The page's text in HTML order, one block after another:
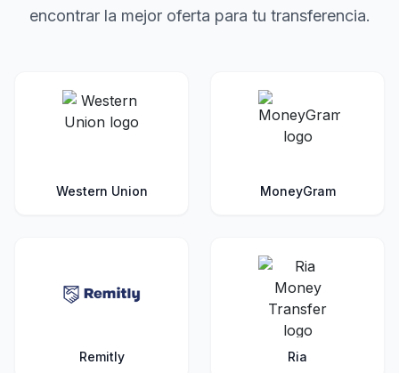
encontrar la mejor oferta para tu transferencia.
Western Union MoneyGram
Remitly Ria